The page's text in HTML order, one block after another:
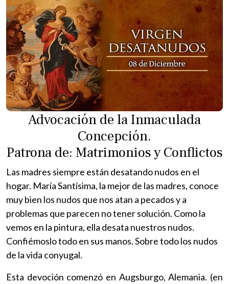
Advocación de la Inmaculada
Concepción.
Patrona de: Matrimonios y Conflictos
Las madres siempre están desatando nudos en el
hogar. María Santísima, la mejor de las madres, conoce
muy bien los nudos que nos atan a pecados y a
problemas que parecen no tener solución. Como la
vemos en la pintura, ella desata nuestros nudos.
Confiémoslo todo en sus manos. Sobre todo los nudos
de la vida conyugal.
Esta devoción comenzó en Augsburgo, Alemania. (en